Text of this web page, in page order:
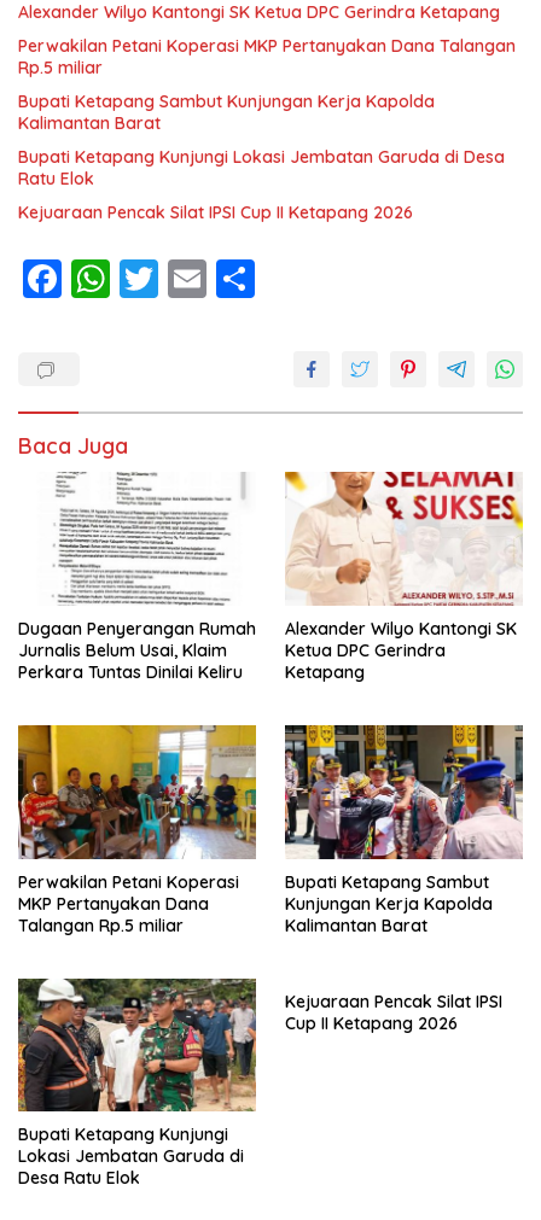
Alexander Wilyo Kantongi SK Ketua DPC Gerindra Ketapang
Perwakilan Petani Koperasi MKP Pertanyakan Dana Talangan
Rp.5 miliar
Bupati Ketapang Sambut Kunjungan Kerja Kapolda
Kalimantan Barat
Bupati Ketapang Kunjungi Lokasi Jembatan Garuda di Desa
Ratu Elok
Kejuaraan Pencak Silat IPSI Cup II Ketapang 2026
F
o
o
k
W
A
p
p
T E
Baca Juga
Dugaan Penyerangan Rumah
Jurnalis Belum Usai, Klaim
Perkara Tuntas Dinilai Keliru
Alexander Wilyo Kantongi SK
Ketua DPC Gerindra
Ketapang
Perwakilan Petani Koperasi
MKP Pertanyakan Dana
Talangan Rp.5 miliar
Bupati Ketapang Sambut
Kunjungan Kerja Kapolda
Kalimantan Barat
Bupati Ketapang Kunjungi
Lokasi Jembatan Garuda di
Desa Ratu Elok
Kejuaraan Pencak Silat IPSI
Cup II Ketapang 2026